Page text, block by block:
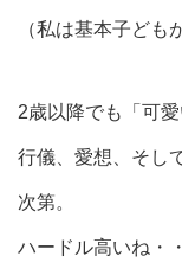
（私は基本子ども
2歳以降でも「可
行儀、愛想、そし
次第。
ハードル高いね・